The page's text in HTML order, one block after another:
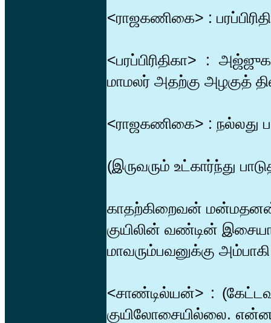
<ராஜகணிகை> :
<பரப்பிரிதிகா> :
மாமலர் அதற்கு அழகுத்
<ராஜகணிகை> : நல்லது
(இருவரும் உட்கார்ந்து
காதற்கிறைவன்
குயிலின் வண்டின்
மாவரும்பவனுக்கு
<சாண்டில்யன்> :
குயிலோசையில்லை. என்ன